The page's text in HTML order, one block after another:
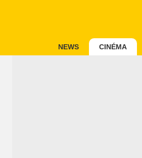
NEWS CINÉMA